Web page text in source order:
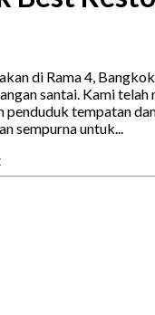
di Rama 4,
santai. Kami
penduduk tempatan
sempurna untuk...